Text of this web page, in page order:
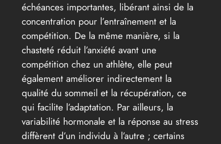
échéances importantes, libérant ainsi de la
concentration pour l’entraînement et la
compétition. De la même manière, si la
chasteté réduit l’anxiété avant une
compétition chez un athlète, elle peut
également améliorer indirectement la
qualité du sommeil et la récupération, ce
qui facilite l’adaptation. Par ailleurs, la
variabilité hormonale et la réponse au stress
diffèrent d’un individu à l’autre ; certains